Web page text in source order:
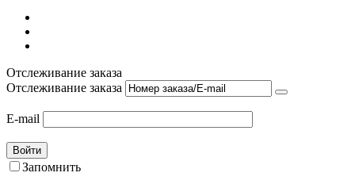
Отслеживание заказа
Отслеживание заказа
E-mail
Войти
Запомнить